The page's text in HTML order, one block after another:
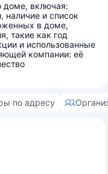
доме, включая:
наличие и список
в доме,
такие как год
и использованные
компании: её
по адресу